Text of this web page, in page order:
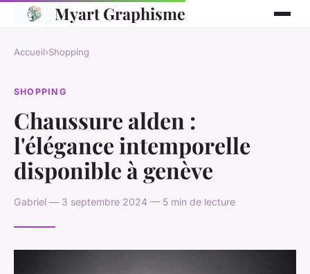
Myart Graphisme
Accueil›Shopping
SHOPPING
Chaussure alden :
l'élégance intemporelle
disponible à genève
Gabriel — 3 septembre 2024 — 5 min de lecture